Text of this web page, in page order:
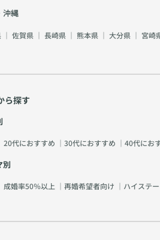
沖縄
｜ 佐賀県 ｜ 長崎県 ｜ 熊本県 ｜ 大分県 ｜ 宮崎
ら探す
20代におすすめ ｜ 30代におすすめ ｜ 40代にお
別
成婚率50％以上 ｜ 再婚希望者向け ｜ ハイステ